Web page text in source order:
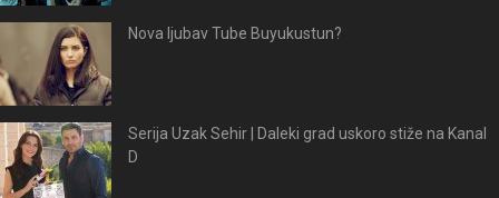
Nova ljubav Tube Buyukustun?
Serija Uzak Sehir | Daleki grad uskoro stiže na Kanal
D